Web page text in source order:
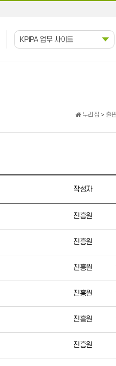
KPIPA 업무 사이트
누리집 > 출
작성자
진흥원
진흥원
진흥원
진흥원
진흥원
진흥원